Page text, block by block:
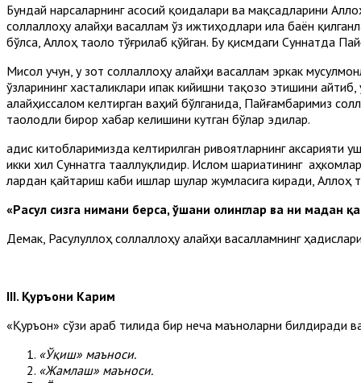
Бундай нарсаларнинг асосий қоидалари ва мақсадларини
соллаллоҳу алайҳи васаллам ўз ижтиҳодлари ила баён
бўлса, Аллоҳ таоло тўғрилаб қўйган. Бу қисмдаги Суннатда
Мисол учун, у зот соллаллоҳу алайҳи васаллам эркак
ўзларининг хасталиклари ипак кийишни тақозо этишини
алайҳиссалом келтирган ваҳий бўлганида, Пайғамбаримиз
таолодли бирор хабар келишини кутган бўлар эдилар.
Ҳадис китобларимизда келтирилган ривоятларнинг
икки хил Суннатга тааллуқлидир. Ислом шариатининг
лардан қайтариш каби ишлар шулар жумласига киради, Аллоҳ
«Расул сизга нимани берса, ўшани олинглар ва ни мадан
Демак, Расулуллоҳ соллаллоҳу алайҳи васалламнинг
III. Қуръони Карим
«Қуръон» сўзи араб тилида бир неча маъноларни билдиради
«Ўқиш» маъноси.
«Жамлаш» маъноси.